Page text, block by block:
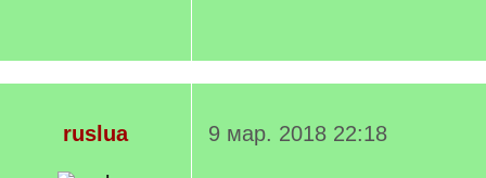
ruslua 9 мар. 2018 22:18